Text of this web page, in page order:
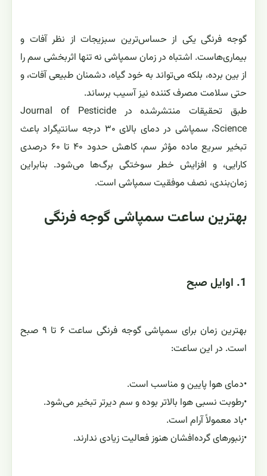
گوجه ‌فرنگی یکی از حساس‌ترین سبزیجات از نظر آفات و
بیماری‌هاست. اشتباه در زمان سمپاشی نه ‌تنها اثربخشی سم را
از بین برده، بلکه می‌تواند به خود گیاه، دشمنان طبیعی آفات، و
حتی سلامت مصرف ‌کننده نیز آسیب برساند.
طبق تحقیقات منتشرشده در Journal of Pesticide
Science، سمپاشی در دمای بالای ۳۰ درجه سانتیگراد باعث
تبخیر سریع ماده مؤثر سم، کاهش حدود ۴۰ تا ۶۰ درصدی
کارایی، و افزایش خطر سوختگی برگ‌ها می‌شود. بنابراین
زمان‌بندی، نصف موفقیت سمپاشی است.
بهترین ساعت سمپاشی گوجه ‌فرنگی
1. اوایل صبح
بهترین زمان برای سمپاشی گوجه فرنگی ساعت ۶ تا ۹ صبح
است. در این ساعت:
•دمای هوا پایین و مناسب است.
•رطوبت نسبی هوا بالاتر بوده و سم دیرتر تبخیر می‌شود.
•باد معمولاً آرام است.
•زنبورهای گرده‌افشان هنوز فعالیت زیادی ندارند.